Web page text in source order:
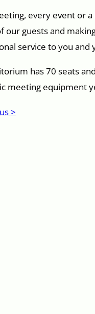
every event or
our guests and
service to you and
has 70 seats
meeting equipment
>